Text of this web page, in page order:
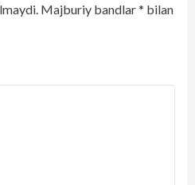
Majburiy bandlar* bilan